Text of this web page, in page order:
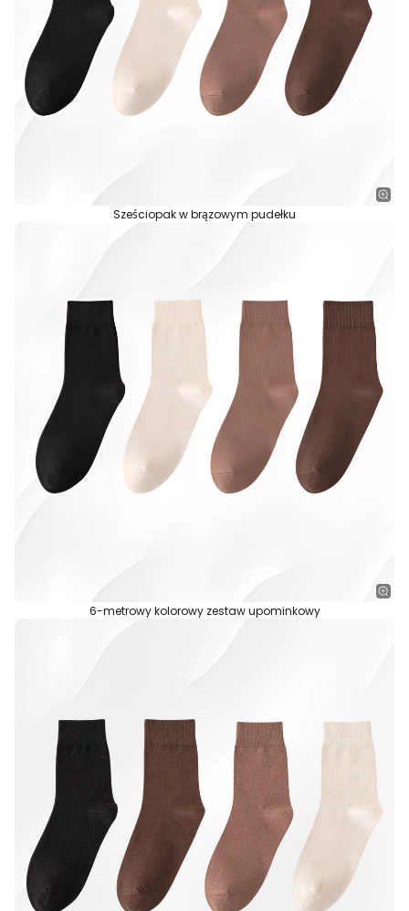
Sześciopak w brązowym pudełku
6-metrowy kolorowy zestaw upominkowy